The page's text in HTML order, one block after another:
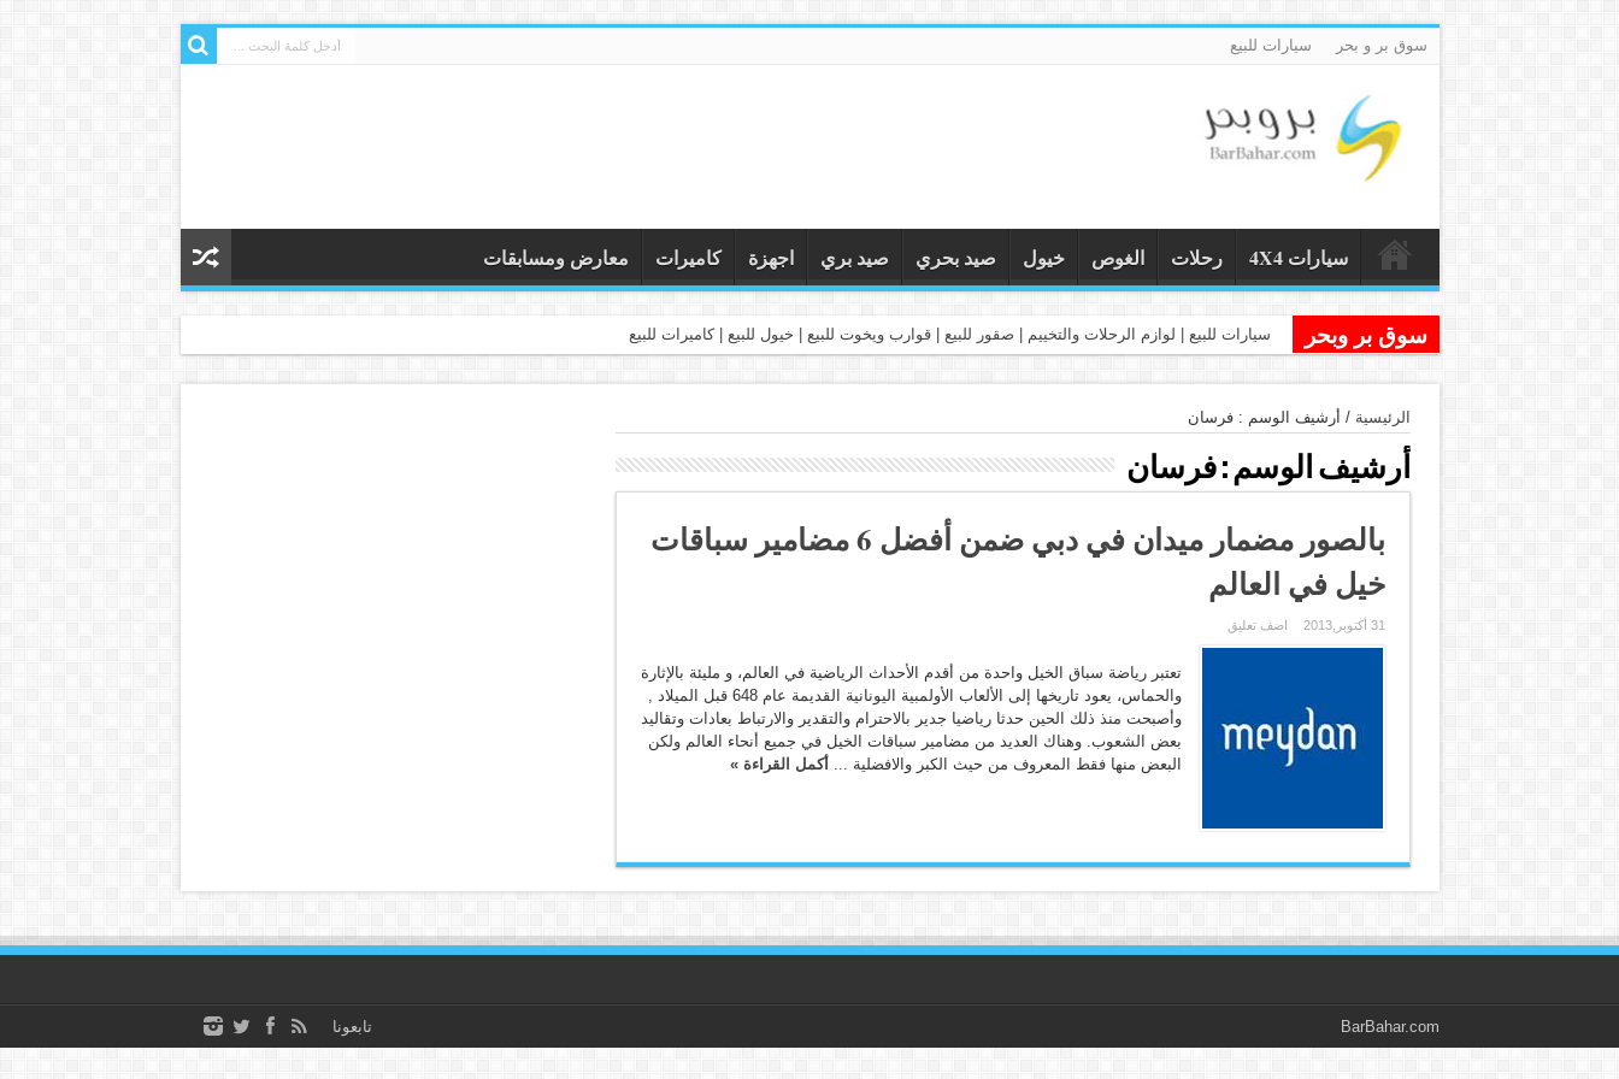
سوق بر و بحر سيارات للبيع
سيارات 4X4 رحلات الغوص خيول صيد بحري صيد بري اجهزة كاميرات معارض ومسابقات
سوق بر وبحر سيارات للبيع | لوازم الرحلات والتخييم | صقور للبيع | قوارب ويخوت للبيع | خيول للبيع | كاميرات للبيع
الرئيسية / أرشيف الوسم : فرسان
أرشيف الوسم :فرسان
بالصور مضمار ميدان في دبي ضمن أفضل 6 مضامير سباقات
خيل في العالم
31 أكتوبر,2013 اضف تعليق
تعتبر رياضة سباق الخيل واحدة من أقدم الأحداث الرياضية في العالم، و مليئة بالإثارة
والحماس، يعود تاريخها إلى الألعاب الأولمبية اليونانية القديمة عام 648 قبل الميلاد ,
وأصبحت منذ ذلك الحين حدثا رياضيا جدير بالاحترام والتقدير والارتباط بعادات وتقاليد
بعض الشعوب. وهناك العديد من مضامير سباقات الخيل في جميع أنحاء العالم ولكن
البعض منها فقط المعروف من حيث الكبر والافضلية ... أكمل القراءة »
BarBahar.com تابعونا